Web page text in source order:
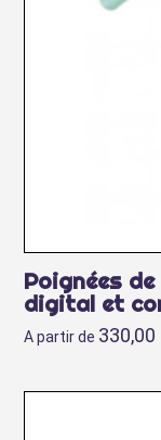
Poignées
digital et
A partir de 330,00